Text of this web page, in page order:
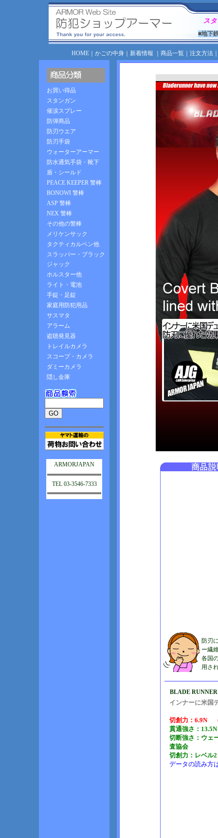
ス
■地下
HOME｜ かごの中身｜ 新着情報 商品一覧｜ 注文方法
ARMORJAPAN
TEL 03-3546-7333
防刃
ー繊
各国
用さ
BLADE
インナーに米国
切創力：6.9N
貫通強さ：
切断強さ：ウ
査協会
切創力：レベル
データの読み方